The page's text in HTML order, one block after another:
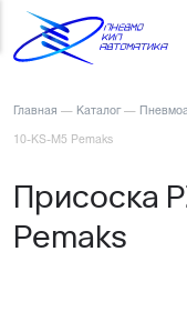
Главная — Каталог —
10-KS-M5 Pemaks
Присоска
Pemaks